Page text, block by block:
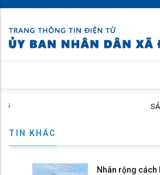
Skip
main
content
SẢN PHẨM
TIN KHÁC
Nhân rộng